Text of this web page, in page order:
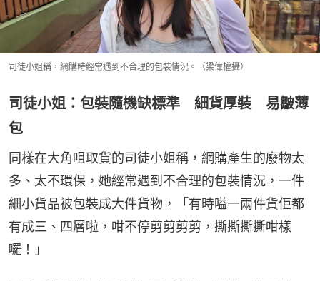
司徒小姐稱，網購時經常遇到不合理的包裝情況。（梁偉權攝）
司徒小姐：包裝隨機缺標準 細貨厚裝 易皺薄
包
同樣在大角咀取貨的司徒小姐稱，網購產生的廢物太
多、太不環保，她經常遇到不合理的包裝情況，一件
細小貨品被包裝成大件貨物，「有時嗌一兩件貨佢都
有成三、四層啦，咁不停剪剪剪剪，撕撕撕撕咁樣
囉！」